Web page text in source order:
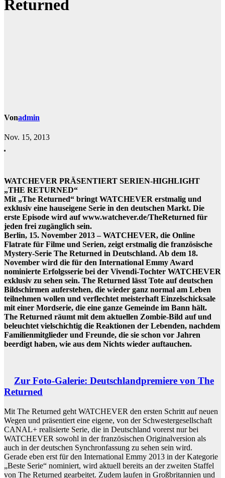
Returned
Vonadmin
Nov. 15, 2013
WATCHEVER PRÄSENTIERT SERIEN-HIGHLIGHT
„THE RETURNED“
Mit „The Returned“ bringt WATCHEVER erstmalig und
exklusiv eine hauseigene Serie in den deutschen Markt. Die
erste Episode wird auf www.watchever.de/TheReturned für
jeden frei zugänglich sein.
Berlin, 15. November 2013 – WATCHEVER, die Online
Flatrate für Filme und Serien, zeigt erstmalig die französische
Mystery-Serie The Returned in Deutschland. Ab dem 18.
November wird die für den International Emmy Award
nominierte Erfolgsserie bei der Vivendi-Tochter WATCHEVER
exklusiv zu sehen sein. The Returned lässt Tote auf deutschen
Bildschirmen auferstehen, die wieder ganz normal am Leben
teilnehmen wollen und verflechtet meisterhaft Einzelschicksale
mit einer Mordserie, die eine ganze Gemeinde im Bann hält.
The Returned räumt mit dem aktuellen Zombie-Bild auf und
beleuchtet vielschichtig die Reaktionen der Lebenden, nachdem
Familienmitglieder und Freunde, die sie schon vor Jahren
beerdigt haben, wie aus dem Nichts wieder auftauchen.
Zur Foto-Galerie: Deutschlandpremiere von The
Returned
Mit The Returned geht WATCHEVER den ersten Schritt auf neuen
Wegen und präsentiert eine eigene, von der Schwestergesellschaft
CANAL+ realisierte Serie, die in Deutschland vorerst nur bei
WATCHEVER sowohl in der französischen Originalversion als
auch in der deutschen Synchronfassung zu sehen sein wird.
Gerade eben erst für den International Emmy 2013 in der Kategorie
„Beste Serie“ nominiert, wird aktuell bereits an der zweiten Staffel
von The Returned gearbeitet. Zudem laufen in Großbritannien und